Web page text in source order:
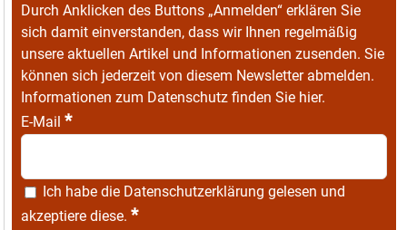
Durch Anklicken des Buttons „Anmelden“ erklären Sie
sich damit einverstanden, dass wir Ihnen regelmäßig
unsere aktuellen Artikel und Informationen zusenden. Sie
können sich jederzeit von diesem Newsletter abmelden.
Informationen zum Datenschutz finden Sie hier.
E-Mail *
Ich habe die Datenschutzerklärung gelesen und
akzeptiere diese. *